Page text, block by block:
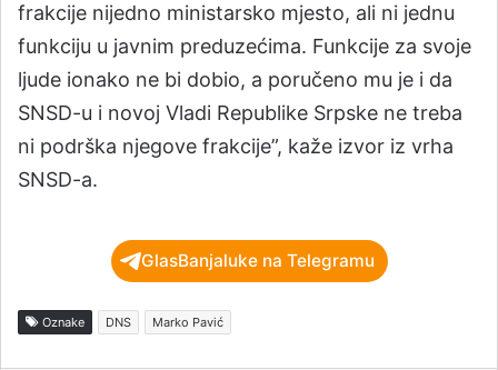
frakcije nijedno ministarsko mjesto, ali ni jednu
funkciju u javnim preduzećima. Funkcije za svoje
ljude ionako ne bi dobio, a poručeno mu je i da
SNSD-u i novoj Vladi Republike Srpske ne treba
ni podrška njegove frakcije”, kaže izvor iz vrha
SNSD-a.
GlasBanjaluke na Telegramu
Oznake DNS Marko Pavić